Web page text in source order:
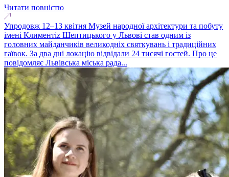
Читати повністю
Упродовж 12–13 квітня Музей народної архітектури та побуту
імені Климентіz Шептицького у Львові став одним із
головних майданчиків великодніх святкувань і традиційних
гаївок. За два дні локацію відвідали 24 тисячі гостей. Про це
повідомляє Львівська міська рада...